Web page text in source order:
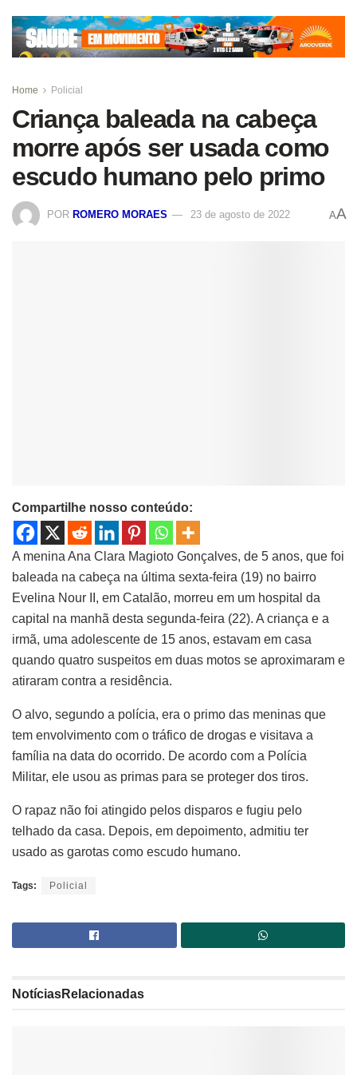
Home Policial
Criança baleada na cabeça
morre após ser usada como
escudo humano pelo primo
POR ROMERO MORAES 23 de agosto de 2022 AA
Compartilhe nosso conteúdo:
A menina Ana Clara Magioto Gonçalves, de 5 anos, que foi
baleada na cabeça na última sexta-feira (19) no bairro
Evelina Nour II, em Catalão, morreu em um hospital da
capital na manhã desta segunda-feira (22). A criança e a
irmã, uma adolescente de 15 anos, estavam em casa
quando quatro suspeitos em duas motos se aproximaram e
atiraram contra a residência.
O alvo, segundo a polícia, era o primo das meninas que
tem envolvimento com o tráfico de drogas e visitava a
família na data do ocorrido. De acordo com a Polícia
Militar, ele usou as primas para se proteger dos tiros.
O rapaz não foi atingido pelos disparos e fugiu pelo
telhado da casa. Depois, em depoimento, admitiu ter
usado as garotas como escudo humano.
Tags: Policial
NotíciasRelacionadas